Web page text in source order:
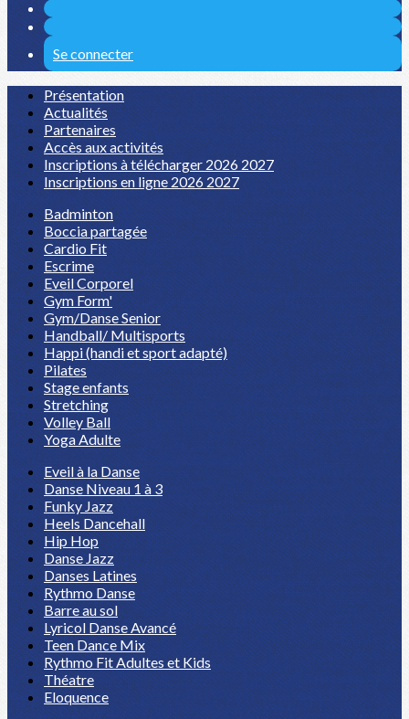
Se connecter
Présentation
Actualités
Partenaires
Accès aux activités
Inscriptions à télécharger 2026 2027
Inscriptions en ligne 2026 2027
Badminton
Boccia partagée
Cardio Fit
Escrime
Eveil Corporel
Gym Form'
Gym/Danse Senior
Handball/ Multisports
Happi (handi et sport adapté)
Pilates
Stage enfants
Stretching
Volley Ball
Yoga Adulte
Eveil à la Danse
Danse Niveau 1 à 3
Funky Jazz
Heels Dancehall
Hip Hop
Danse Jazz
Danses Latines
Rythmo Danse
Barre au sol
Lyricol Danse Avancé
Teen Dance Mix
Rythmo Fit Adultes et Kids
Théatre
Eloquence